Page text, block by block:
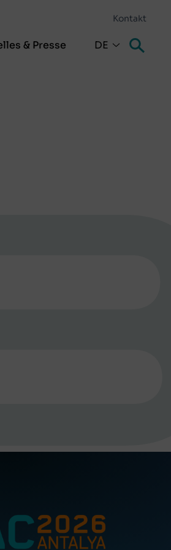
Kontakt
& Presse DE